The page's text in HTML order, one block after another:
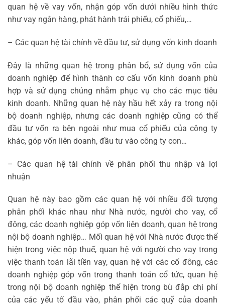
quan hệ về vay vốn, nhận góp vốn dưới nhiều hình thức
như vay ngân hàng, phát hành trái phiếu, cổ phiếu,…
– Các quan hệ tài chính về đầu tư, sử dụng vốn kinh doanh
Đây là những quan hệ trong phân bổ, sử dụng vốn của
doanh nghiệp để hình thành cơ cấu vốn kinh doanh phù
hợp và sử dụng chúng nhằm phục vụ cho các mục tiêu
kinh doanh. Những quan hệ này hầu hết xảy ra trong nội
bộ doanh nghiệp, nhưng các doanh nghiệp cũng có thể
đầu tư vốn ra bên ngoài như mua cổ phiếu của công ty
khác, góp vốn liên doanh, đầu tư vào công ty con…
– Các quan hệ tài chính về phân phối thu nhập và lợi
nhuận
Quan hệ này bao gồm các quan hệ với nhiều đối tượng
phân phối khác nhau như Nhà nước, người cho vay, cổ
đông, các doanh nghiệp góp vốn liên doanh, quan hệ trong
nội bộ doanh nghiệp… Mối quan hệ với Nhà nước được thể
hiện trong việc nộp thuế, quan hệ với người cho vay trong
việc thanh toán lãi tiền vay, quan hệ với các cổ đông, các
doanh nghiệp góp vốn trong thanh toán cổ tức, quan hệ
trong nội bộ doanh nghiệp thể hiện trong bù đắp chi phí
của các yếu tố đầu vào, phân phối các quỹ của doanh